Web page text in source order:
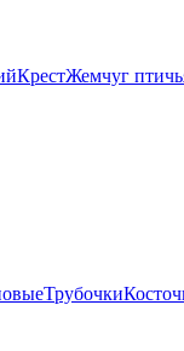
КрестЖемчуг
Трубочки